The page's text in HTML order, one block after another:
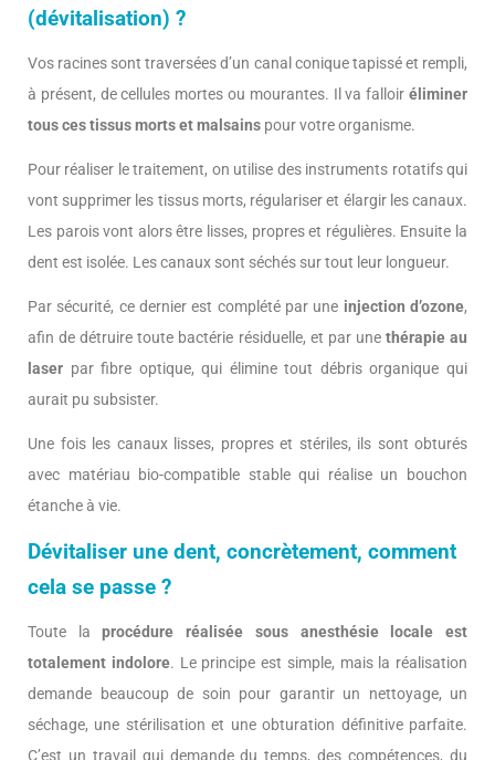
(dévitalisation) ?
Vos racines sont traversées d’un canal conique tapissé et rempli,
à présent, de cellules mortes ou mourantes. Il va falloir éliminer
tous ces tissus morts et malsains pour votre organisme.
Pour réaliser le traitement, on utilise des instruments rotatifs qui
vont supprimer les tissus morts, régulariser et élargir les canaux.
Les parois vont alors être lisses, propres et régulières. Ensuite la
dent est isolée. Les canaux sont séchés sur tout leur longueur.
Par sécurité, ce dernier est complété par une injection d’ozone,
afin de détruire toute bactérie résiduelle, et par une thérapie au
laser par fibre optique, qui élimine tout débris organique qui
aurait pu subsister.
Une fois les canaux lisses, propres et stériles, ils sont obturés
avec matériau bio-compatible stable qui réalise un bouchon
étanche à vie.
Dévitaliser une dent, concrètement, comment
cela se passe ?
Toute laprocédure réalisée sous anesthésie locale est
totalement indolore. Le principe est simple, mais la réalisation
demande beaucoup de soin pour garantir un nettoyage, un
séchage, une stérilisation et une obturation définitive parfaite.
C’est un travail qui demande du temps, des compétences, du